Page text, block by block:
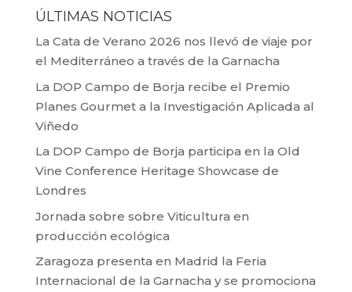
ÚLTIMAS NOTICIAS
La Cata de Verano 2026 nos llevó de viaje por
el Mediterráneo a través de la Garnacha
La DOP Campo de Borja recibe el Premio
Planes Gourmet a la Investigación Aplicada al
Viñedo
La DOP Campo de Borja participa en la Old
Vine Conference Heritage Showcase de
Londres
Jornada sobre sobre Viticultura en
producción ecológica
Zaragoza presenta en Madrid la Feria
Internacional de la Garnacha y se promociona